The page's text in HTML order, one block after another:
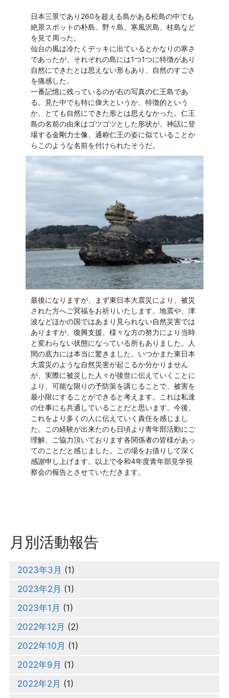
日本三景であり260を超える島がある松島の中でも
絶景スポットの朴島、野々島、寒風沢島、桂島など
を見て周った。
仙台の風は冷たくデッキに出ているとかなりの寒さ
であったが、それぞれの島には1つ1つに特徴があり
自然にできたとは思えない形もあり、自然のすごさ
を痛感した。
一番記憶に残っているのが右の写真の仁王島であ
る。見た中でも特に偉大というか、特徴的という
か、とても自然にできた形とは思えなかった。仁王
島の名前の由来はゴツゴツとした形状が、神話に登
場する金剛力士像、通称仁王の姿に似ていることか
らこのような名前を付けられたそうだ。
最後になりますが、まず東日本大震災により、被災
された方へご冥福をお祈りいたします。地震や、津
波などほかの国ではあまり見られない自然災害では
ありますが、復興支援、様々な方の努力により当時
と変わらない状態になっている所もありました。人
間の底力には本当に驚きました。いつかまた東日本
大震災のような自然災害が起こるか分かりません
が、実際に被災した人々が後世に伝えていくことに
より、可能な限りの予防策を講じることで、被害を
最小限にすることができると考えます。これは私達
の仕事にも共通していることだと思います。今後、
これをより多くの人に伝えていく責任を感じまし
た。この経験が出来たのも日頃より青年部活動にご
理解、ご協力頂いております各関係者の皆様があっ
てのことだと感じました。この場をお借りして深く
感謝申し上げます。以上で令和4年度青年部見学視
察会の報告とさせていただきます。
月別活動報告
2023年3月 (1)
2023年2月 (1)
2023年1月 (1)
2022年12月 (2)
2022年10月 (1)
2022年9月 (1)
2022年2月 (1)